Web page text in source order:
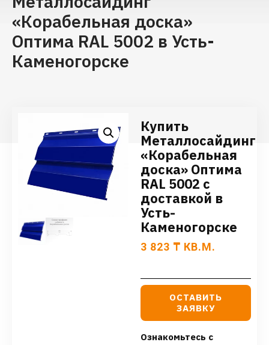
«Корабельная доска»
Оптима RAL 5002 в Усть-
Каменогорске
Купить
Металлосайдинг
«Корабельная
доска» Оптима
RAL 5002 с
доставкой в
Усть-
Каменогорске
3 823 ₸ КВ.М.
ОСТАВИТЬ
ЗАЯВКУ
Ознакомьтесь с